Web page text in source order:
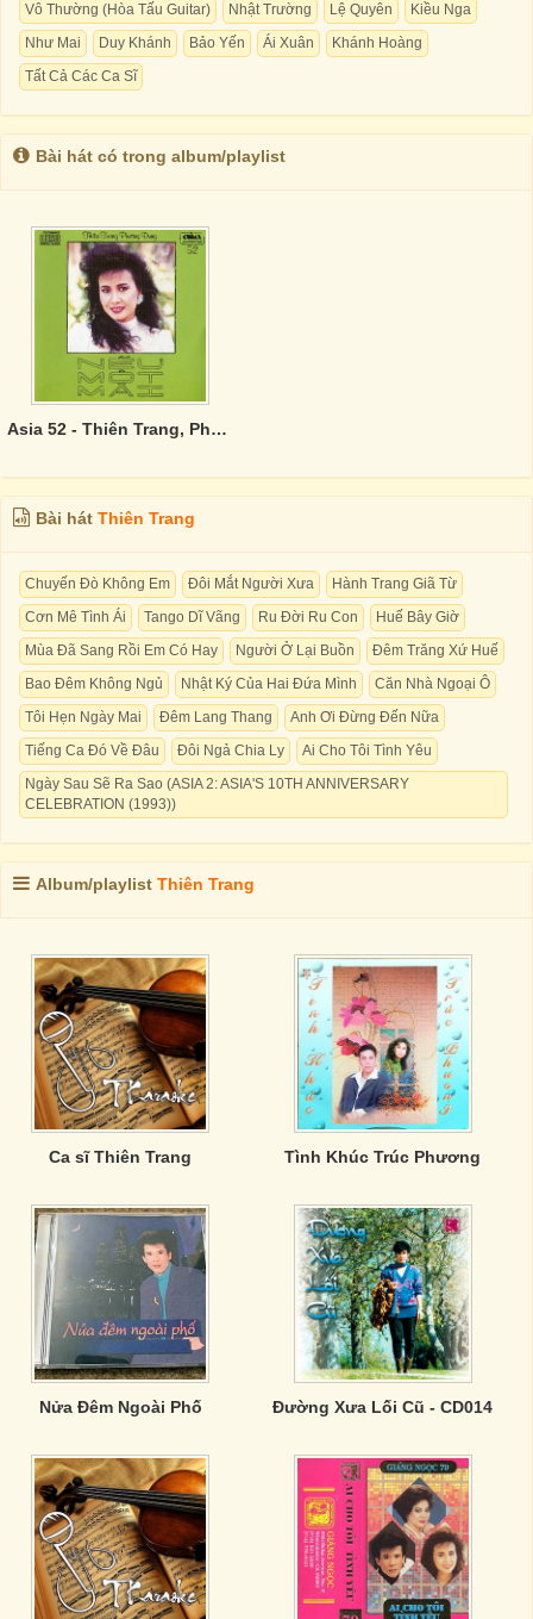
Vô Thường (Hòa Tấu Guitar)
Nhật Trường Lệ Quyên
Kiều Nga
Như Mai
Duy Khánh Bảo Yến Ái Xuân
Khánh Hoàng
Tất Cả Các Ca Sĩ
Bài hát có trong album/playlist
Asia 52 - Thiên Trang, Phương Dung - Nếu Một Mai
Bài hát Thiên Trang
Chuyến Đò Không Em Đôi Mắt Người Xưa
Hành Trang Giã Từ
Cơn Mê Tình Ái
Tango Dĩ Vãng Ru Đời Ru Con
Huế Bây Giờ
Mùa Đã Sang Rồi Em Có Hay
Người Ở Lại Buồn
Đêm Trăng Xứ Huế
Bao Đêm Không Ngủ
Nhật Ký Của Hai Đứa Mình
Căn Nhà Ngoại Ô
Tôi Hẹn Ngày Mai
Đêm Lang Thang
Anh Ơi Đừng Đến Nữa
Tiếng Ca Đó Về Đâu
Đôi Ngả Chia Ly
Ai Cho Tôi Tình Yêu
Ngày Sau Sẽ Ra Sao (ASIA 2: ASIA'S 10TH ANNIVERSARY
CELEBRATION (1993))
Album/playlist Thiên Trang
Ca sĩ Thiên Trang Tình Khúc Trúc Phương
Nửa Đêm Ngoài Phố Đường Xưa Lối Cũ - CD014